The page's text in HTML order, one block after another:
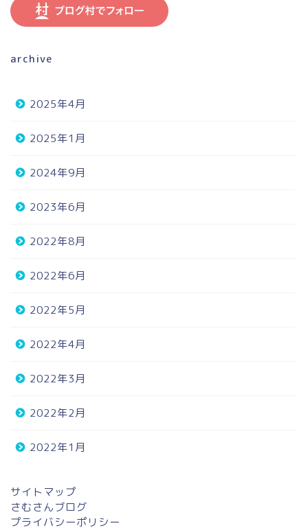
archive
2025年4月
2025年1月
2024年9月
2023年6月
2022年8月
2022年6月
2022年5月
2022年4月
2022年3月
2022年2月
2022年1月
サイトマップ
さむさんブログ
プライバシーポリシー